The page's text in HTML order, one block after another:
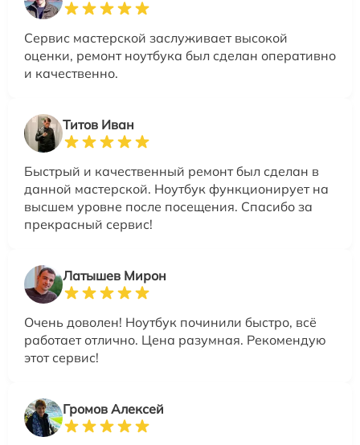
Сервис мастерской заслуживает высокой
оценки, ремонт ноутбука был сделан оперативно
и качественно.
Титов Иван
Быстрый и качественный ремонт был сделан в
данной мастерской. Ноутбук функционирует на
высшем уровне после посещения. Спасибо за
прекрасный сервис!
Латышев Мирон
Очень доволен! Ноутбук починили быстро, всё
работает отлично. Цена разумная. Рекомендую
этот сервис!
Громов Алексей